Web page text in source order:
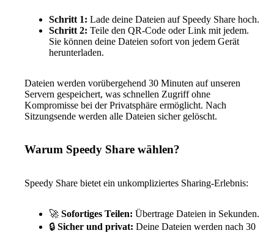
Schritt 1: Lade deine Dateien auf Speedy Share hoch.
Schritt 2: Teile den QR-Code oder Link mit jedem.
Sie können deine Dateien sofort von jedem Gerät
herunterladen.
Dateien werden vorübergehend 30 Minuten auf unseren
Servern gespeichert, was schnellen Zugriff ohne
Kompromisse bei der Privatsphäre ermöglicht. Nach
Sitzungsende werden alle Dateien sicher gelöscht.
Warum Speedy Share wählen?
Speedy Share bietet ein unkompliziertes Sharing-Erlebnis:
🚀 Sofortiges Teilen: Übertrage Dateien in Sekunden.
🔒 Sicher und privat: Deine Dateien werden nach 30